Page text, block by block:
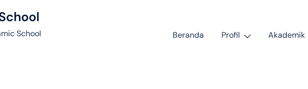
School Beranda Profil Akademik